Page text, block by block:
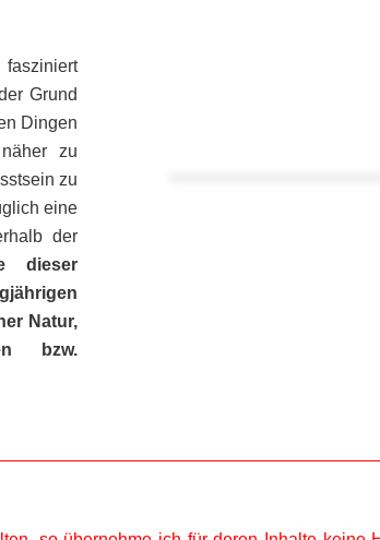
Grund
Dingen
zu
zu
eine
der
dieser
Natur,
bzw.